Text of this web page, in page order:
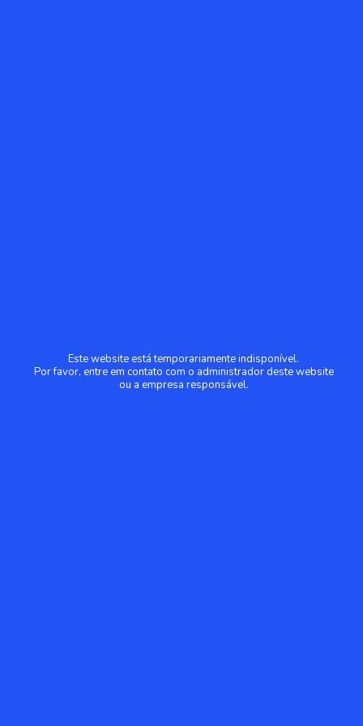
Este website está temporariamente indisponível.
Por favor, entre em contato com o administrador deste website
ou a empresa responsável.